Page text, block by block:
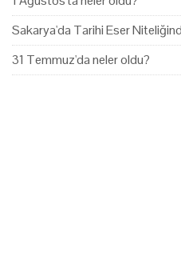
Sakarya'da Tarihi Eser
31 Temmuz'da neler oldu?